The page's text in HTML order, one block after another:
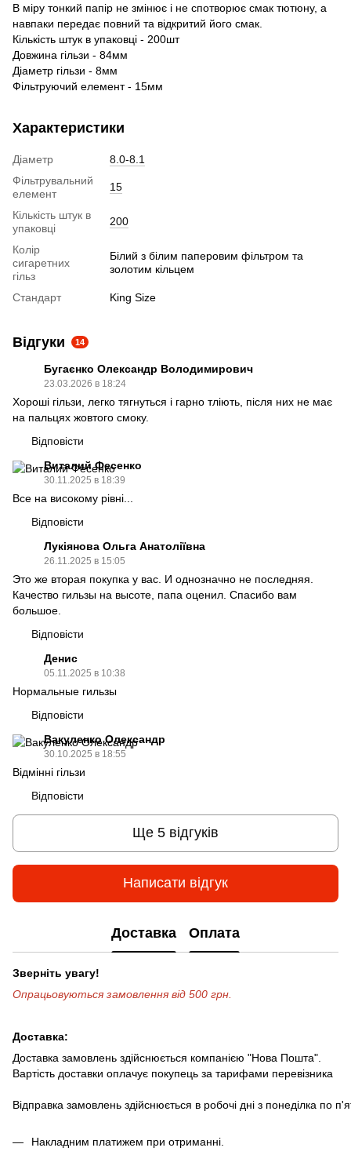
В міру тонкий папір не змінює і не спотворює смак тютюну, а
навпаки передає повний та відкритий його смак.
Кількість штук в упаковці - 200шт
Довжина гільзи - 84мм
Діаметр гільзи - 8мм
Фільтруючий елемент - 15мм
Характеристики
Діаметр
8.0-8.1
Фільтрувальний
елемент
15
Кількість штук в
упаковці
200
Колір
сигаретних
гільз
Білий з білим паперовим фільтром та
золотим кільцем
Стандарт King Size
Відгуки 14
Бугаєнко Олександр Володимирович
23.03.2026 в 18:24
Хороші гільзи, легко тягнуться і гарно тліють, після них не має
на пальцях жовтого смоку.
Відповісти
Виталий Фесенко
30.11.2025 в 18:39
Все на високому рівні...
Відповісти
Лукіянова Ольга Анатоліївна
26.11.2025 в 15:05
Это же вторая покупка у вас. И однозначно не последняя.
Качество гильзы на высоте, папа оценил. Спасибо вам
большое.
Відповісти
Денис
05.11.2025 в 10:38
Нормальные гильзы
Відповісти
Вакуленко Олександр
30.10.2025 в 18:55
Відмінні гільзи
Відповісти
Ще 5 відгуків
Написати відгук
Доставка Оплата
Зверніть увагу!
Опрацьовуються замовлення від 500 грн.
Доставка:
Доставка замовлень здійснюється компанією "Нова Пошта".
Вартість доставки оплачує покупець за тарифами перевізника
Відправка замовлень здійснюється в робочі дні з понеділка по
Накладним платижем при отриманні.